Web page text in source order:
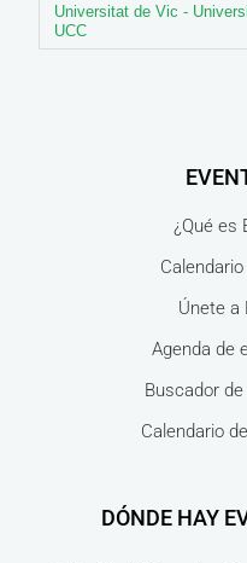
Universitat de Vic -
UCC
¿Qué es
Únete a
Agenda de
Buscador
Calendario
DÓNDE HAY